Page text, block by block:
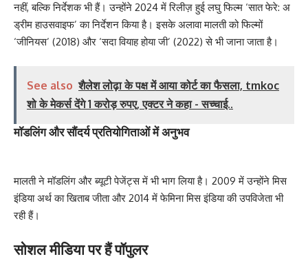
नहीं, बल्कि निर्देशक भी हैं। उन्होंने 2024 में रिलीज़ हुई लघु फिल्म ‘सात फेरे: अ
ड्रीम हाउसवाइफ’ का निर्देशन किया है। इसके अलावा मालती को फिल्मों
‘जीनियस’ (2018) और ‘सदा वियाह होया जी’ (2022) से भी जाना जाता है।
See also शैलेश लोढ़ा के पक्ष में आया कोर्ट का फैसला, tmkoc
शो के मेकर्स देंगे 1 करोड़ रुपए, एक्टर ने कहा - सच्चाई..
मॉडलिंग और सौंदर्य प्रतियोगिताओं में अनुभव
मालती ने मॉडलिंग और ब्यूटी पेजेंट्स में भी भाग लिया है। 2009 में उन्होंने मिस
इंडिया अर्थ का खिताब जीता और 2014 में फेमिना मिस इंडिया की उपविजेता भी
रही हैं।
सोशल मीडिया पर हैं पॉपुलर